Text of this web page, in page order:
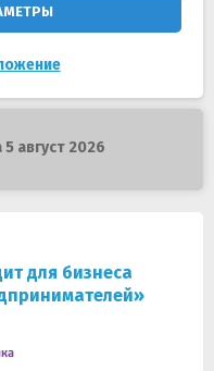
август 2026
для бизнеса